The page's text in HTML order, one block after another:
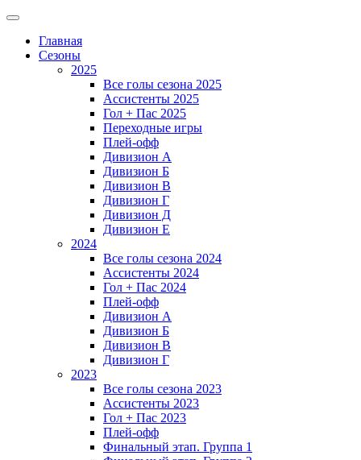
Главная
Сезоны
2025
Все голы сезона 2025
Ассистенты 2025
Гол + Пас 2025
Переходные игры
Плей-офф
Дивизион A
Дивизион Б
Дивизион В
Дивизион Г
Дивизион Д
Дивизион Е
2024
Все голы сезона 2024
Ассистенты 2024
Гол + Пас 2024
Плей-офф
Дивизион A
Дивизион Б
Дивизион В
Дивизион Г
2023
Все голы сезона 2023
Ассистенты 2023
Гол + Пас 2023
Плей-офф
Финальный этап. Группа 1